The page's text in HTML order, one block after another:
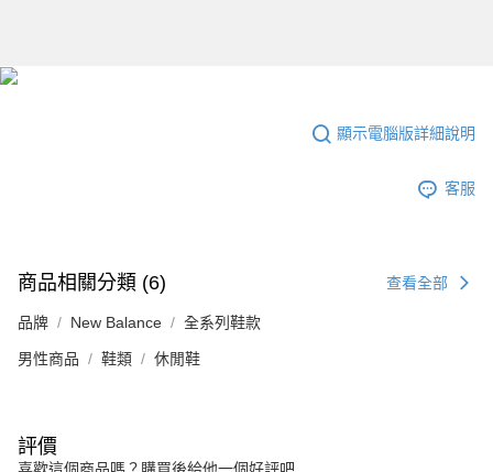
顯示電腦版詳細說明
客服
商品相關分類 (6) 查看全部
品牌 New Balance 全系列鞋款
男性商品 鞋類 休閒鞋
評價
喜歡這個商品嗎？購買後給他一個好評吧